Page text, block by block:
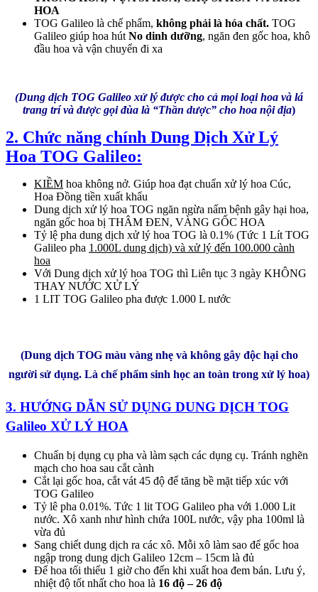
HOA
TOG Galileo là chế phẩm, không phải là hóa chất. TOG
Galileo giúp hoa hút No dinh dưỡng, ngăn đen gốc hoa, khô
đầu hoa và vận chuyển đi xa
(Dung dịch TOG Galileo xử lý được cho cả mọi loại hoa và lá
trang trí và được gọi đùa là “Thần dược” cho hoa nội địa)
2. Chức năng chính Dung Dịch Xử Lý
Hoa TOG Galileo:
KIỀM hoa không nở. Giúp hoa đạt chuẩn xử lý hoa Cúc,
Hoa Đồng tiền xuất khẩu
Dung dịch xử lý hoa TOG ngăn ngừa nấm bệnh gây hại hoa,
ngăn gốc hoa bị THÂM ĐEN, VÀNG GỐC HOA
Tỷ lệ pha dung dịch xử lý hoa TOG là 0.1% (Tức 1 Lít TOG
Galileo pha 1.000L dung dịch) và xử lý đến 100.000 cành
hoa
Với Dung dịch xử lý hoa TOG thì Liên tục 3 ngày KHÔNG
THAY NƯỚC XỬ LÝ
1 LIT TOG Galileo pha được 1.000 L nước
(Dung dịch TOG màu vàng nhẹ và không gây độc hại cho
người sử dụng. Là chế phẩm sinh học an toàn trong xử lý hoa)
3. HƯỚNG DẪN SỬ DỤNG DUNG DỊCH TOG
Galileo XỬ LÝ HOA
Chuẩn bị dụng cụ pha và làm sạch các dụng cụ. Tránh nghẽn
mạch cho hoa sau cắt cành
Cắt lại gốc hoa, cắt vát 45 độ để tăng bề mặt tiếp xúc với
TOG Galileo
Tỷ lê pha 0.01%. Tức 1 lit TOG Galileo pha với 1.000 Lit
nước. Xô xanh như hình chứa 100L nước, vậy pha 100ml là
vừa đủ
Sang chiết dung dịch ra các xô. Mỗi xô làm sao để gốc hoa
ngập trong dung dịch Galileo 12cm – 15cm là đủ
Để hoa tối thiểu 1 giờ cho đến khi xuất hoa đem bán. Lưu ý,
nhiệt độ tốt nhất cho hoa là 16 độ – 26 độ